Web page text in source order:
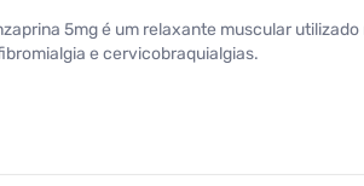
5mg é um relaxante muscular
e cervicobraquialgias.